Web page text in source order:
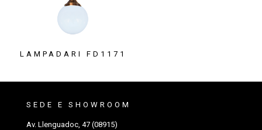
LAMPADARI FD1171
SEDE E SHOWROOM
Av. Llenguadoc, 47 (08915)